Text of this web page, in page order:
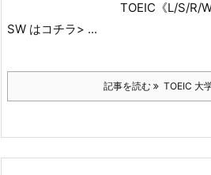
TOEIC《L/S/R/
SW はコチラ> ...
記事を読む TOEIC 大